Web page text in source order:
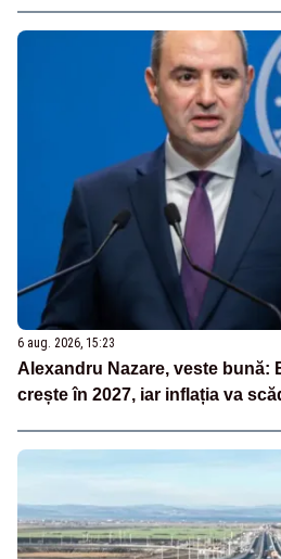
6 aug. 2026, 15:23
Alexandru Nazare, veste bună:
crește în 2027, iar inflația va